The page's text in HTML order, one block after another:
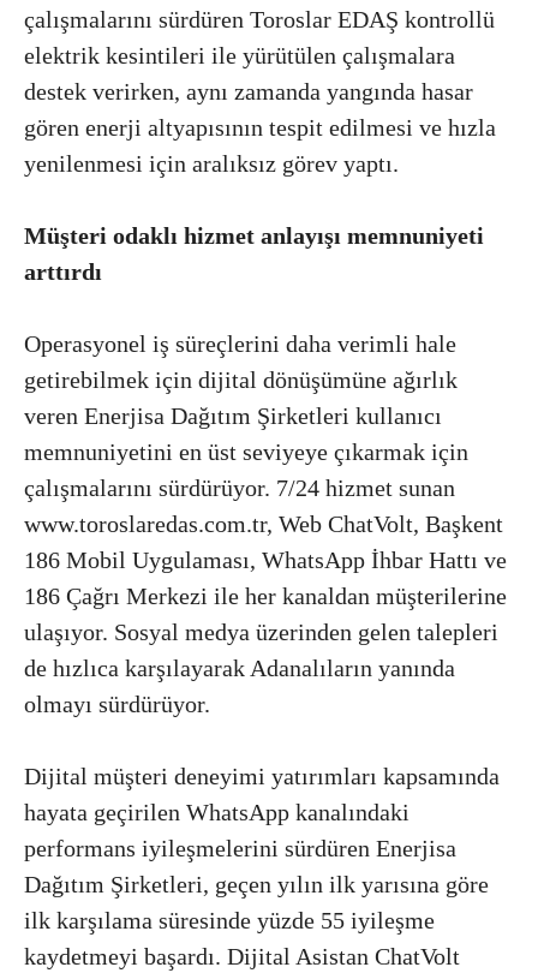
çalışmalarını sürdüren Toroslar EDAŞ kontrollü
elektrik kesintileri ile yürütülen çalışmalara
destek verirken, aynı zamanda yangında hasar
gören enerji altyapısının tespit edilmesi ve hızla
yenilenmesi için aralıksız görev yaptı.
Müşteri odaklı hizmet anlayışı memnuniyeti
arttırdı
Operasyonel iş süreçlerini daha verimli hale
getirebilmek için dijital dönüşümüne ağırlık
veren Enerjisa Dağıtım Şirketleri kullanıcı
memnuniyetini en üst seviyeye çıkarmak için
çalışmalarını sürdürüyor. 7/24 hizmet sunan
www.toroslaredas.com.tr, Web ChatVolt, Başkent
186 Mobil Uygulaması, WhatsApp İhbar Hattı ve
186 Çağrı Merkezi ile her kanaldan müşterilerine
ulaşıyor. Sosyal medya üzerinden gelen talepleri
de hızlıca karşılayarak Adanalıların yanında
olmayı sürdürüyor.
Dijital müşteri deneyimi yatırımları kapsamında
hayata geçirilen WhatsApp kanalındaki
performans iyileşmelerini sürdüren Enerjisa
Dağıtım Şirketleri, geçen yılın ilk yarısına göre
ilk karşılama süresinde yüzde 55 iyileşme
kaydetmeyi başardı. Dijital Asistan ChatVolt